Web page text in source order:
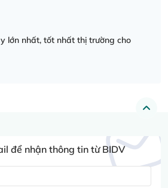
lớn nhất, tốt nhất thị trường cho
để nhận thông tin từ BIDV